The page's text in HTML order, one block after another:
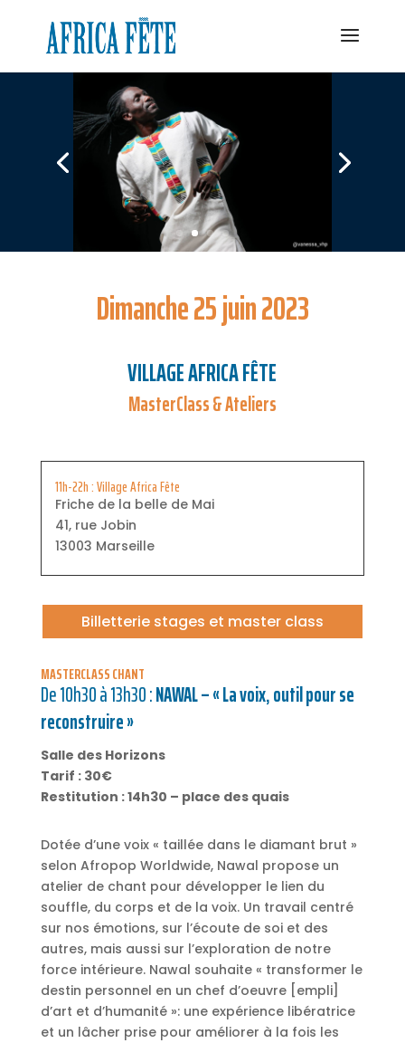
Dimanche 25 juin 2023
VILLAGE AFRICA FÊTE
MasterClass & Ateliers
11h-22h : Village Africa Fête
Friche de la belle de Mai
41, rue Jobin
13003 Marseille
Billetterie stages et master class
MASTERCLASS CHANT
De 10h30 à 13h30 :NAWAL – « La voix, outil pour se
reconstruire »
Salle des Horizons
Tarif : 30€
Restitution : 14h30 – place des quais
Dotée d’une voix « taillée dans le diamant brut »
selon Afropop Worldwide, Nawal propose un
atelier de chant pour développer le lien du
souffle, du corps et de la voix. Un travail centré
sur nos émotions, sur l’écoute de soi et des
autres, mais aussi sur l’exploration de notre
force intérieure. Nawal souhaite « transformer le
destin personnel en un chef d’oeuvre [empli]
d’art et d’humanité »: une expérience libératrice
et un lâcher prise pour améliorer à la fois les